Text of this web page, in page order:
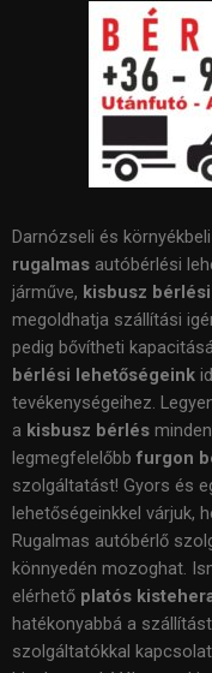
Darnózseli és
rugalmas autóbérlési
járműve, kisbusz
megoldhatja szállítási
pedig bővítheti
bérlési lehetőségeink
tevékenységeihez.
a kisbusz bérlés
legmegfelelőbb furgon
szolgáltatást! Gyors és
lehetőségeinkkel várjuk,
Rugalmas autóbérlő
könnyedén mozoghat.
elérhető platós
hatékonyabbá a
szolgáltatókkal